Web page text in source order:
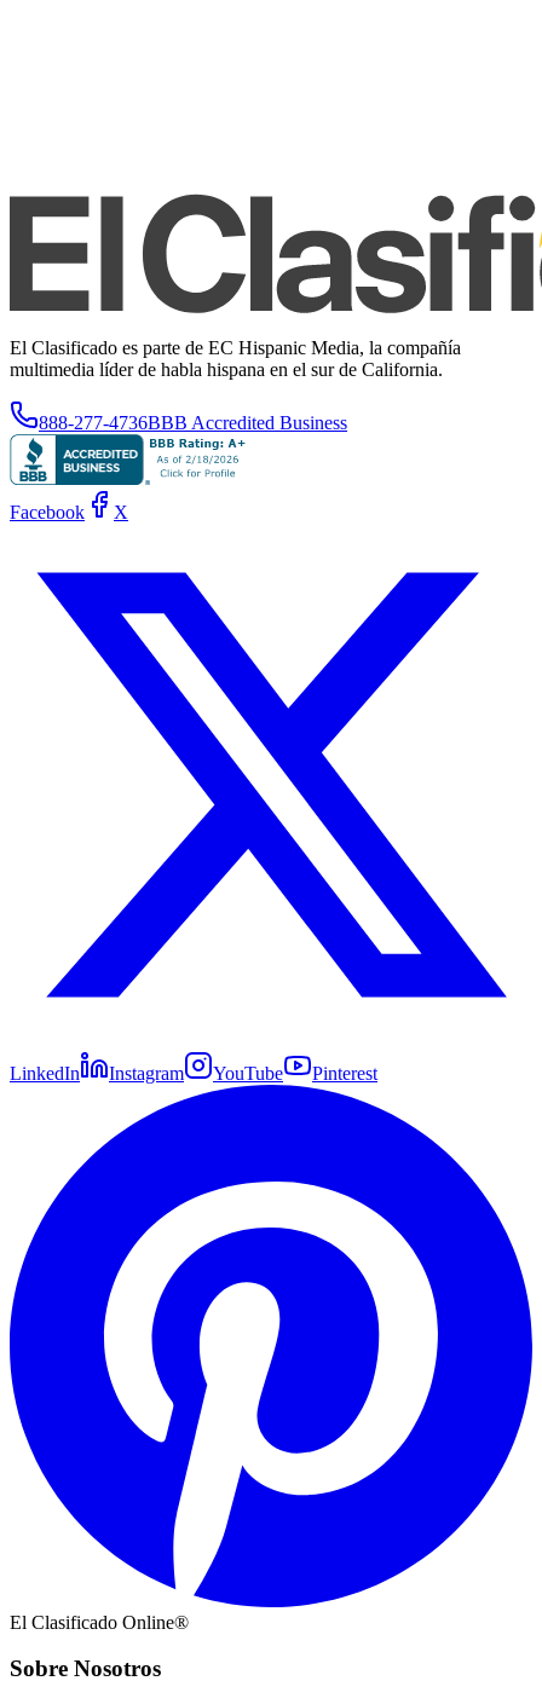
El Clasificado es parte de EC Hispanic Media, la compañía
multimedia líder de habla hispana en el sur de California.
888-277-4736BBB Accredited Business
Facebook X
LinkedIn Instagram YouTube Pinterest
El Clasificado Online®
Sobre Nosotros